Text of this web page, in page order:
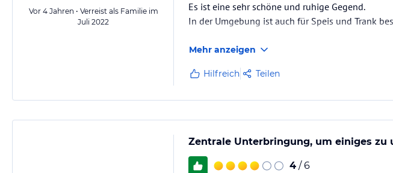
Vor 4 Jahren • Verreist als Familie im
Juli 2022
Es ist eine sehr schöne und ruhige Gegend.
In der Umgebung ist auch für Speis und Trank
Mehr anzeigen
Hilfreich Teilen
Zentrale Unterbringung, um einiges zu
4 / 6